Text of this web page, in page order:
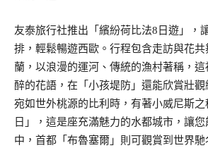
友泰旅行社推出「繽紛荷比法8日遊」，
排，輕鬆暢遊西歐。行程包含走訪與花
蘭，以浪漫的運河、傳統的漁村著稱，
醉的花語，在「小孩堤防」還能欣賞壯
宛如世外桃源的比利時，有著小威尼斯
日」，這是座充滿魅力的水都城市，讓
中，首都「布魯塞爾」則可觀賞到世界